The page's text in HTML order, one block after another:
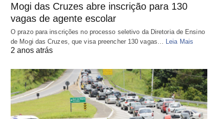
Mogi das Cruzes abre inscrição para 130
vagas de agente escolar
O prazo para inscrições no processo seletivo da Diretoria de Ensino
de Mogi das Cruzes, que visa preencher 130 vagas… Leia Mais
2 anos atrás